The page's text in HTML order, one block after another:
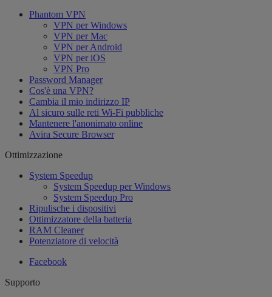
Phantom VPN
VPN per Windows
VPN per Mac
VPN per Android
VPN per iOS
VPN Pro
Password Manager
Cos'è una VPN?
Cambia il mio indirizzo IP
Al sicuro sulle reti Wi-Fi pubbliche
Mantenere l'anonimato online
Avira Secure Browser
Ottimizzazione
System Speedup
System Speedup per Windows
System Speedup Pro
Ripulische i dispositivi
Ottimizzatore della batteria
RAM Cleaner
Potenziatore di velocità
Facebook
Supporto